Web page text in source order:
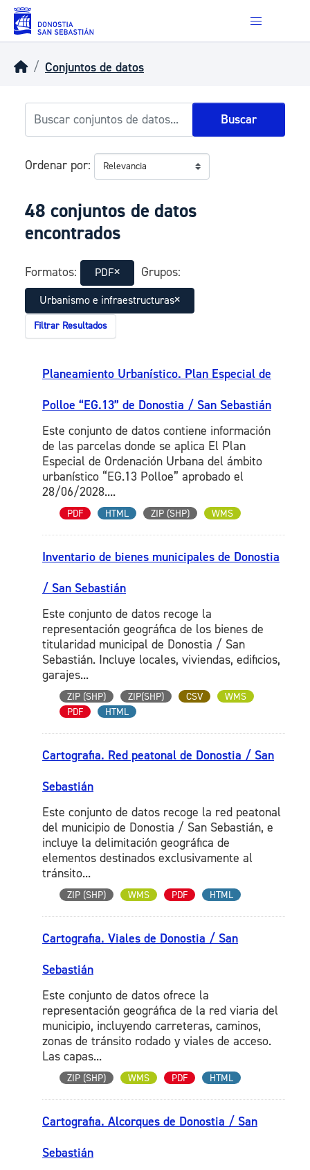
Skip to main content
Conjuntos de datos
Buscar
Ordenar por
48 conjuntos de datos
encontrados
Formatos: PDF Grupos:
Urbanismo e infraestructuras
Filtrar Resultados
Planeamiento Urbanístico. Plan Especial de
Polloe “EG.13” de Donostia / San Sebastián
Este conjunto de datos contiene información
de las parcelas donde se aplica El Plan
Especial de Ordenación Urbana del ámbito
urbanístico “EG.13 Polloe” aprobado el
28/06/2028....
PDF HTML ZIP (SHP) WMS
Inventario de bienes municipales de Donostia
/ San Sebastián
Este conjunto de datos recoge la
representación geográfica de los bienes de
titularidad municipal de Donostia / San
Sebastián. Incluye locales, viviendas, edificios,
garajes...
ZIP (SHP) ZIP(SHP) CSV
WMS
PDF
HTML
Cartografia. Red peatonal de Donostia / San
Sebastián
Este conjunto de datos recoge la red peatonal
del municipio de Donostia / San Sebastián, e
incluye la delimitación geográfica de
elementos destinados exclusivamente al
tránsito...
ZIP (SHP) WMS PDF HTML
Cartografia. Viales de Donostia / San
Sebastián
Este conjunto de datos ofrece la
representación geográfica de la red viaria del
municipio, incluyendo carreteras, caminos,
zonas de tránsito rodado y viales de acceso.
Las capas...
ZIP (SHP) WMS PDF HTML
Cartografia. Alcorques de Donostia / San
Sebastián